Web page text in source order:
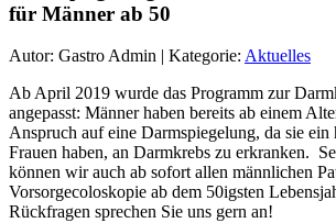
für Männer ab 50
Autor: Gastro Admin | Kategorie: Aktuelles
Ab April 2019 wurde das Programm zur
angepasst: Männer haben bereits ab einem
Anspruch auf eine Darmspiegelung, da sie ein
Frauen haben, an Darmkrebs zu erkranken.
können wir auch ab sofort allen männlichen
Vorsorgecoloskopie ab dem 50igsten
Rückfragen sprechen Sie uns gern an!